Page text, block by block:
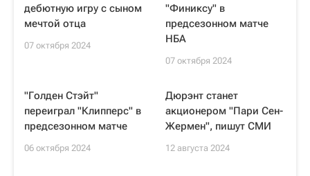
дебютную игру с сыном
мечтой отца
07 октября 2024
"Финиксу" в
предсезонном матче
НБА
07 октября 2024
"Голден Стэйт"
переиграл "Клипперс" в
предсезонном матче
06 октября 2024
Дюрэнт станет
акционером "Пари Сен-
Жермен", пишут СМИ
12 августа 2024